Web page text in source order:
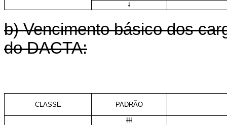
I
b) Vencimento básico dos
do DACTA:
CLASSE PADRÃO
III